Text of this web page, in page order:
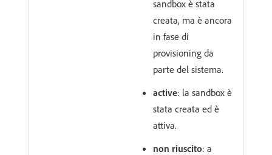
sandbox è stata
creata, ma è ancora
in fase di
provisioning da
parte del sistema.
active: la sandbox è
stata creata ed è
attiva.
non riuscito: a